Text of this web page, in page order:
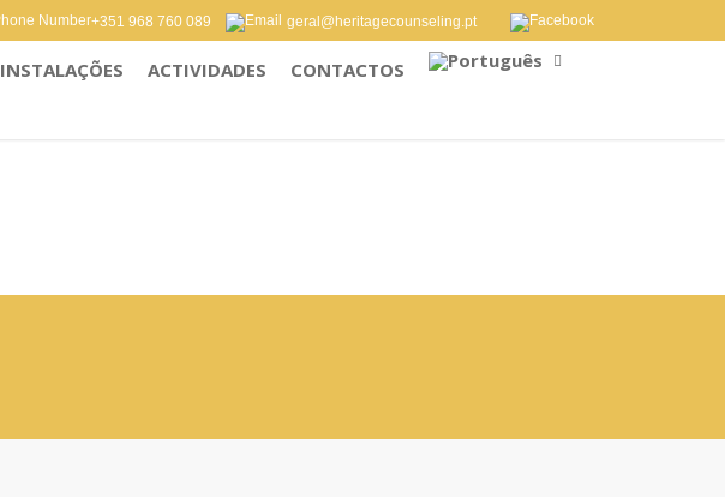
+351 968 760 089 geral@heritagecounseling.pt
INSTALAÇÕES ACTIVIDADES CONTACTOS